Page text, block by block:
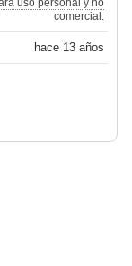
uso personal y no
comercial.
hace 13 años